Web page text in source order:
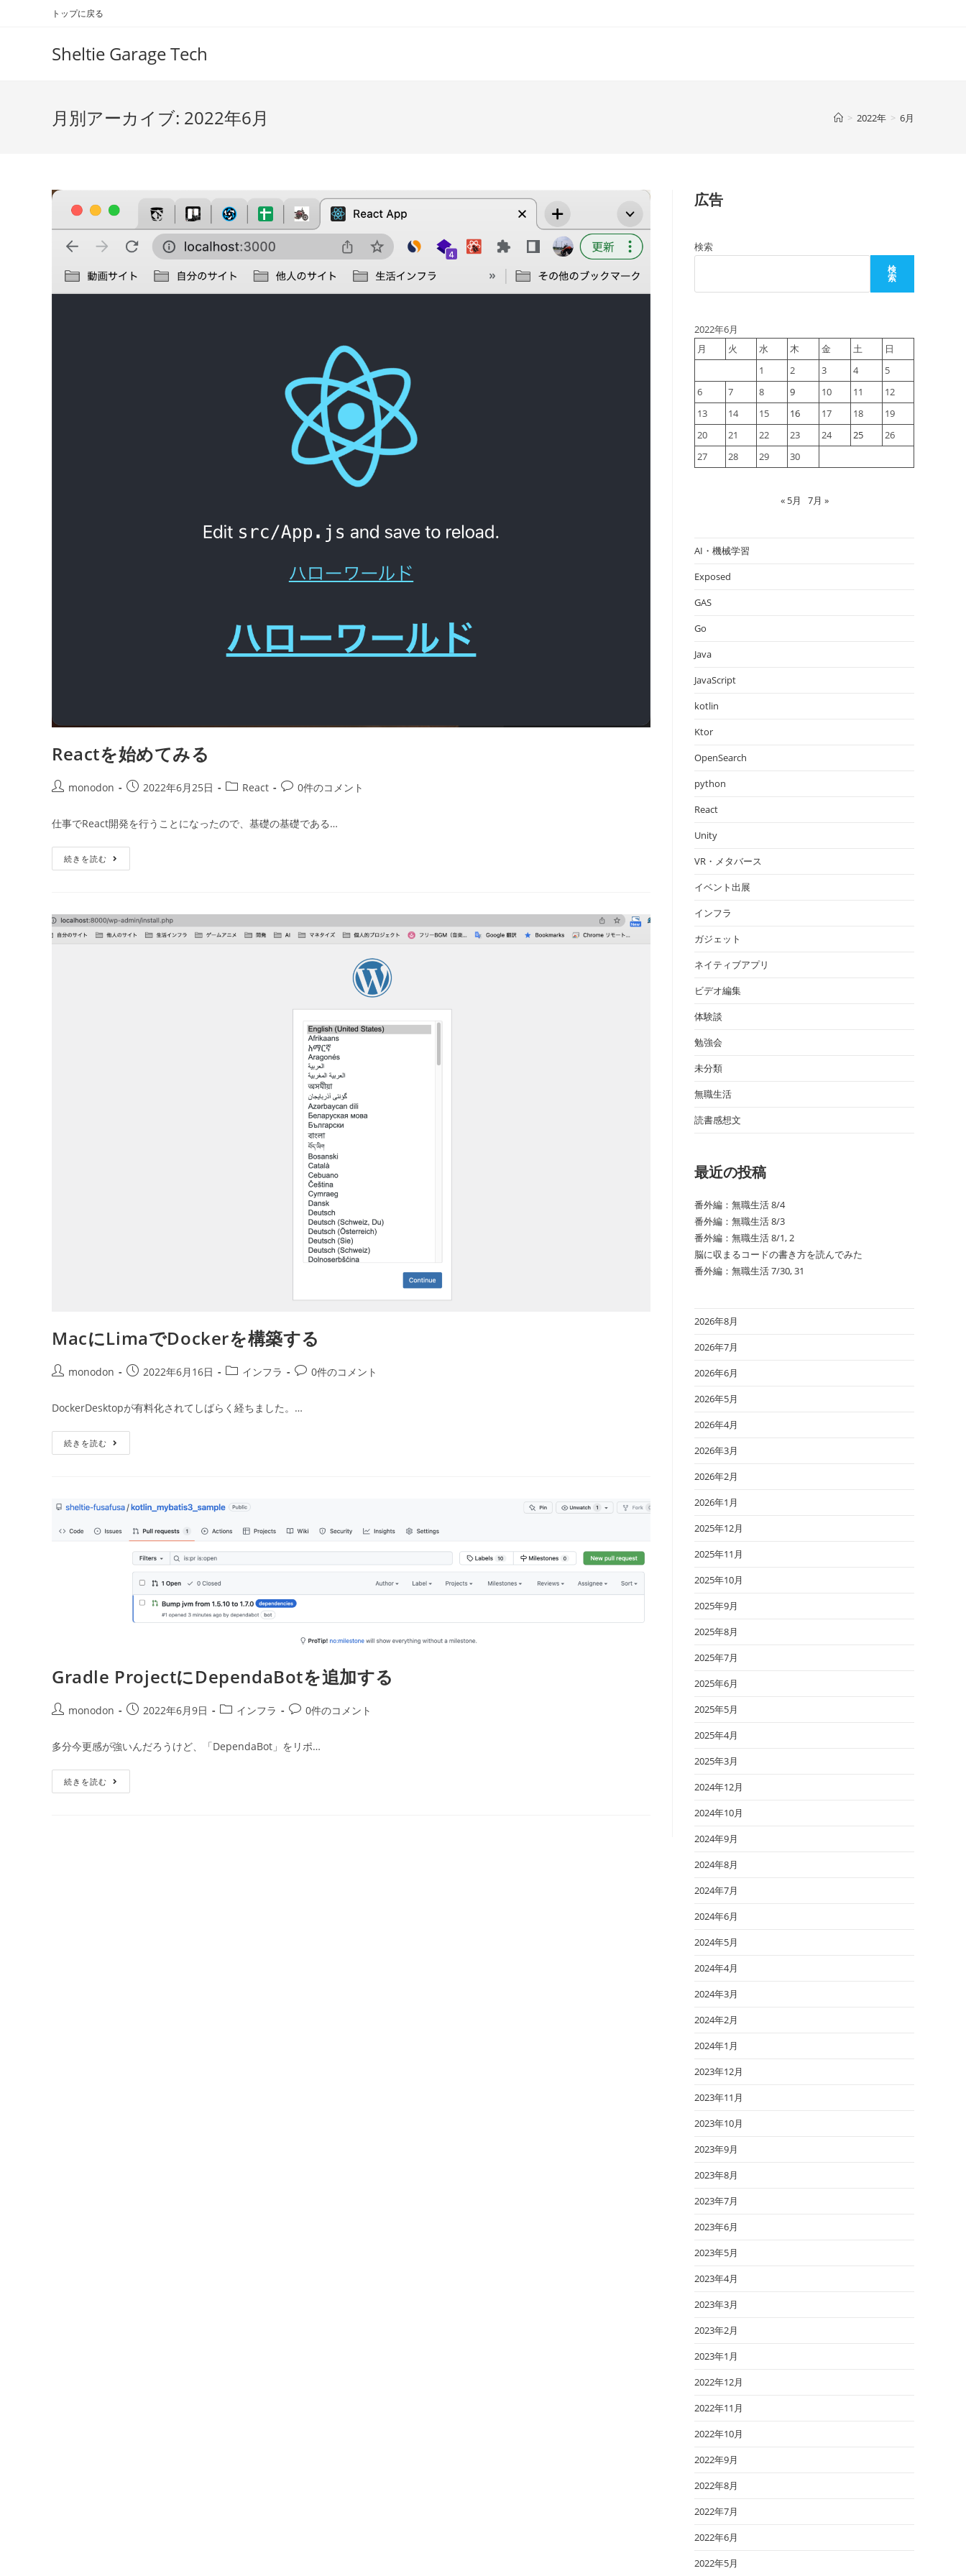
トップに戻る
Sheltie Garage Tech
月別アーカイブ: 2022年6月 > 2022年 > 6月
Reactを始めてみる
投
者:
monodon
投
公
開
日:
2022年6月25日
投
テ
React
投
コ
メ
0件のコメント
仕事でReact開発を行うことになったので、基礎の基礎である…
続きを読む React
を
る
MacにLimaでDockerを構築する
投
者:
monodon
投
公
開
日:
2022年6月16日
投
カ
テ
インフラ
投 0件のコメント
DockerDesktopが有料化されてしばらく経ちました。…
続きを読む Mac
に
構
築
る
Gradle ProjectにDependaBotを追加する
投
者:
monodon
投
開
日:
2022年6月9日
投
テ
インフラ
投
メ
0件のコメント
多分今更感が強いんだろうけど、「DependaBot」をリポ…
続きを読む Gradle
Project
広告
検索
検
索
2022年6月
月
火 水 木 金 土
日
1
2 3 4
5
6
7 8 9 10 11
12
13
14 15 16 17 18
19
20
21 22 23 24 25
26
27
28 29 30
« 5月 7月 »
AI・機械学習
Exposed
GAS
Go
Java
JavaScript
kotlin
Ktor
OpenSearch
python
React
Unity
VR・メタバース
イベント出展
インフラ
ガジェット
ネイティブアプリ
ビデオ編集
体験談
勉強会
未分類
無職生活
読書感想文
最近の投稿
番外編：無職生活 8/4
番外編：無職生活 8/3
番外編：無職生活 8/1, 2
脳に収まるコードの書き方を読んでみた
番外編：無職生活 7/30, 31
2026年8月
2026年7月
2026年6月
2026年5月
2026年4月
2026年3月
2026年2月
2026年1月
2025年12月
2025年11月
2025年10月
2025年9月
2025年8月
2025年7月
2025年6月
2025年5月
2025年4月
2025年3月
2024年12月
2024年10月
2024年9月
2024年8月
2024年7月
2024年6月
2024年5月
2024年4月
2024年3月
2024年2月
2024年1月
2023年12月
2023年11月
2023年10月
2023年9月
2023年8月
2023年7月
2023年6月
2023年5月
2023年4月
2023年3月
2023年2月
2023年1月
2022年12月
2022年11月
2022年10月
2022年9月
2022年8月
2022年7月
2022年6月
2022年5月